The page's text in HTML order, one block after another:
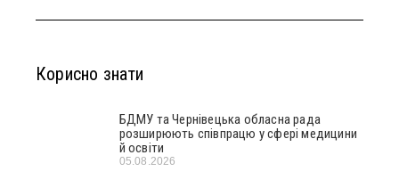
Корисно знати
БДМУ та Чернівецька обласна рада
розширюють співпрацю у сфері медицини
й освіти
05.08.2026